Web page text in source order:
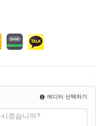
에디터 선택하기
겠습니까?